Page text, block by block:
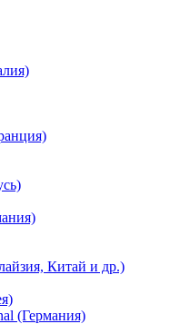
Китай и др.)
(Германия)